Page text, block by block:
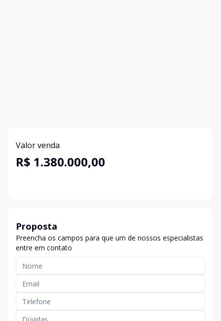
Valor venda
R$ 1.380.000,00
Proposta
Preencha os campos para que um de nossos especialistas
entre em contato